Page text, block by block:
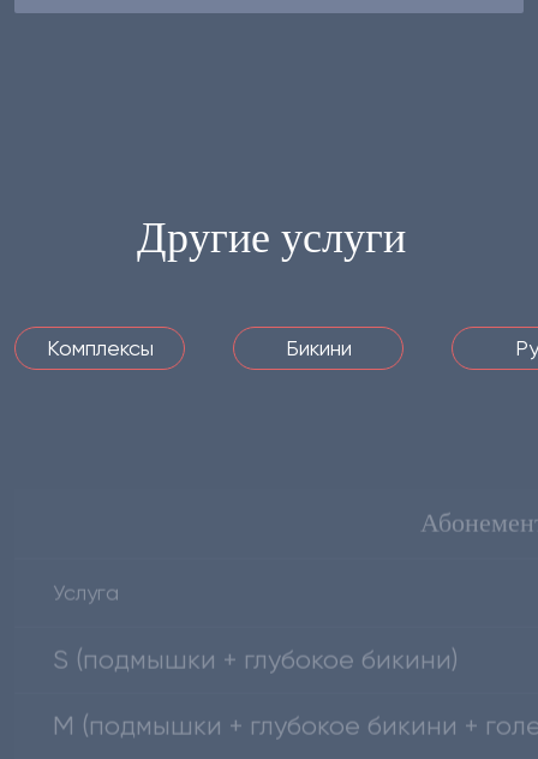
Другие услуги
Комплексы Бикини
M (подмышки + глубокое бикини +
L (подмышки + глубокое бикини +